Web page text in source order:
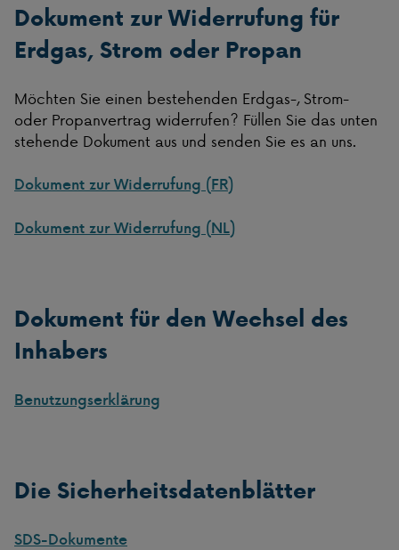
Dokument zur Widerrufung für
Erdgas, Strom oder Propan
Möchten Sie einen bestehenden Erdgas-, Strom-
oder Propanvertrag widerrufen? Füllen Sie das unten
stehende Dokument aus und senden Sie es an uns.
Dokument zur Widerrufung (FR)
Dokument zur Widerrufung (NL)
Dokument für den Wechsel des
Inhabers
Benutzungserklärung
Die Sicherheitsdatenblätter
SDS-Dokumente